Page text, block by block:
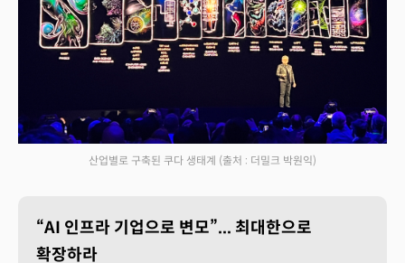
산업별로 구축된 쿠다 생태계 (출처 : 더밀크 박원익)
“AI 인프라 기업으로 변모”... 최대한으로
확장하라